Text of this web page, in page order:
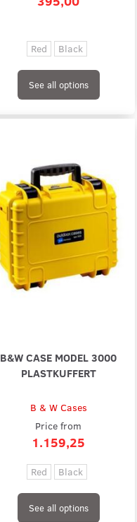
Red Black
See all options
B&W CASE MODEL 3000
PLASTKUFFERT
B & W Cases
Price from
1.159,25
Red Black
See all options